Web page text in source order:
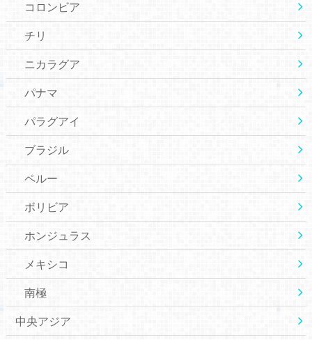
コロンビア
チリ
ニカラグア
パナマ
パラグアイ
ブラジル
ペルー
ボリビア
ホンジュラス
メキシコ
南極
中央アジア